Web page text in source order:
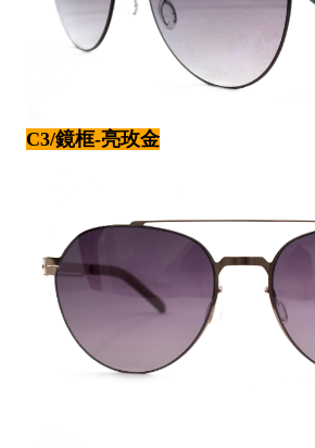
C3/鏡框-亮玫金